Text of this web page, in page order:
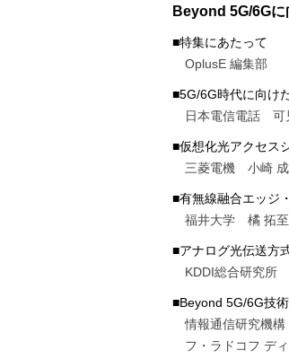
Beyond 5G/6G
■特集にあたって
OplusE 編集部
■5G/6G時代に向け
日本電信電話 可
■仮想化光アクセス
三菱電機 小崎
■有無線融合エッジ
福井大学 橘 拓至
■アナログ光伝送方
KDDI総合研究所
■Beyond 5G/6G技
情報通信研究機
フ・ラドコフ デ